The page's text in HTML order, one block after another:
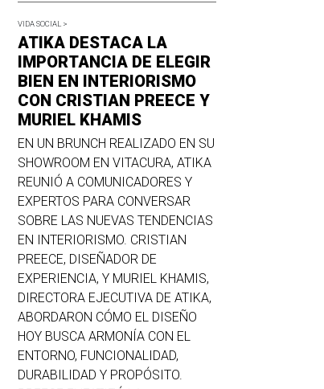
VIDA SOCIAL >
ATIKA DESTACA LA
IMPORTANCIA DE ELEGIR
BIEN EN INTERIORISMO
CON CRISTIAN PREECE Y
MURIEL KHAMIS
EN UN BRUNCH REALIZADO EN SU
SHOWROOM EN VITACURA, ATIKA
REUNIÓ A COMUNICADORES Y
EXPERTOS PARA CONVERSAR
SOBRE LAS NUEVAS TENDENCIAS
EN INTERIORISMO. CRISTIAN
PREECE, DISEÑADOR DE
EXPERIENCIA, Y MURIEL KHAMIS,
DIRECTORA EJECUTIVA DE ATIKA,
ABORDARON CÓMO EL DISEÑO
HOY BUSCA ARMONÍA CON EL
ENTORNO, FUNCIONALIDAD,
DURABILIDAD Y PROPÓSITO.